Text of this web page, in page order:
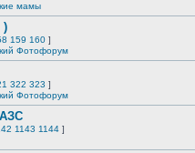
мамы
)
159 160 ]
Фотофорум
322 323 ]
Фотофорум
1143 1144 ]